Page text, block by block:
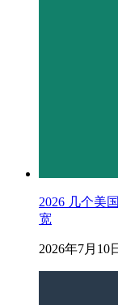
2026 几个美
宽
2026年7月10